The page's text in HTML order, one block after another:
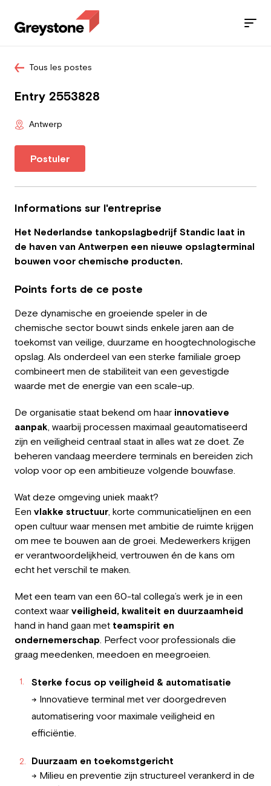
Travailleur
Travailler chez Greystone
À propos de nous
Notre équipe
Jobs
Nos services
Secteurs
Blog
Tous les postes
Entry 2553828
Antwerp
Postuler
Informations sur l'entreprise
Het Nederlandse tankopslagbedrijf Standic laat in
de haven van Antwerpen een nieuwe opslagterminal
bouwen voor chemische producten.
Points forts de ce poste
Deze dynamische en groeiende speler in de
chemische sector bouwt sinds enkele jaren aan de
toekomst van veilige, duurzame en hoogtechnologische
opslag. Als onderdeel van een sterke familiale groep
combineert men de stabiliteit van een gevestigde
waarde met de energie van een scale-up.
De organisatie staat bekend om haar innovatieve
aanpak, waarbij processen maximaal geautomatiseerd
zijn en veiligheid centraal staat in alles wat ze doet. Ze
beheren vandaag meerdere terminals en bereiden zich
volop voor op een ambitieuze volgende bouwfase.
Wat deze omgeving uniek maakt?
Een vlakke structuur, korte communicatielijnen en een
open cultuur waar mensen met ambitie de ruimte krijgen
om mee te bouwen aan de groei. Medewerkers krijgen
er verantwoordelijkheid, vertrouwen én de kans om
echt het verschil te maken.
Met een team van een 60-tal collega’s werk je in een
context waar veiligheid, kwaliteit en duurzaamheid
hand in hand gaan met teamspirit en
ondernemerschap. Perfect voor professionals die
graag meedenken, meedoen en meegroeien.
Sterke focus op veiligheid & automatisatie
→ Innovatieve terminal met ver doorgedreven
automatisering voor maximale veiligheid en
efficiëntie.
Duurzaam en toekomstgericht
→ Milieu en preventie zijn structureel verankerd in de